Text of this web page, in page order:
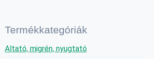
Termékkategóriák
Altató, migrén, nyugtató